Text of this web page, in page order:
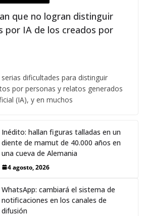
que no logran distinguir
por IA de los creados por
dificultades para distinguir
por personas y relatos generados
(IA), y en muchos
Inédito: hallan figuras talladas en un
diente de mamut de 40.000 años en
una cueva de Alemania
4 agosto, 2026
WhatsApp: cambiará el sistema de
notificaciones en los canales de
difusión